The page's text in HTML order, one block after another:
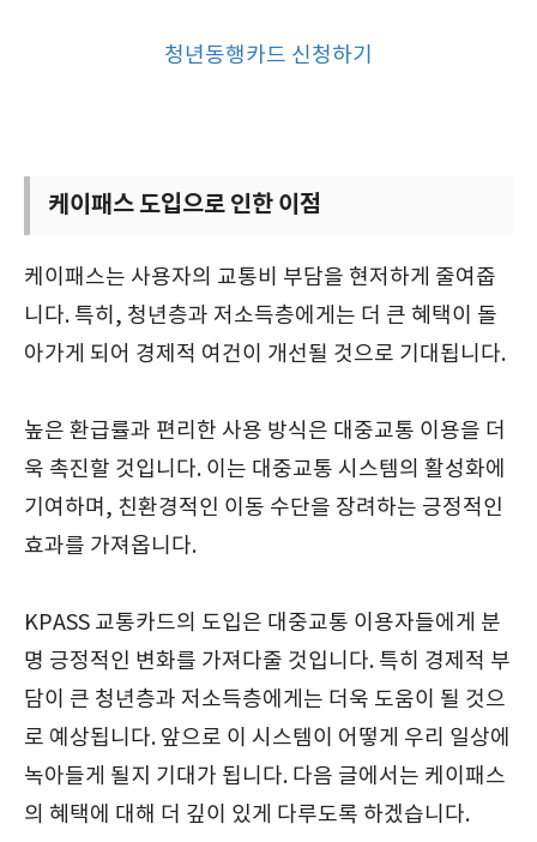
청년동행카드 신청하기
케이패스 도입으로 인한 이점
케이패스는 사용자의 교통비 부담을 현저하게 줄여줍
니다. 특히, 청년층과 저소득층에게는 더 큰 혜택이 돌
아가게 되어 경제적 여건이 개선될 것으로 기대됩니다.
높은 환급률과 편리한 사용 방식은 대중교통 이용을 더
욱 촉진할 것입니다. 이는 대중교통 시스템의 활성화에
기여하며, 친환경적인 이동 수단을 장려하는 긍정적인
효과를 가져옵니다.
KPASS 교통카드의 도입은 대중교통 이용자들에게 분
명 긍정적인 변화를 가져다줄 것입니다. 특히 경제적 부
담이 큰 청년층과 저소득층에게는 더욱 도움이 될 것으
로 예상됩니다. 앞으로 이 시스템이 어떻게 우리 일상에
녹아들게 될지 기대가 됩니다. 다음 글에서는 케이패스
의 혜택에 대해 더 깊이 있게 다루도록 하겠습니다.